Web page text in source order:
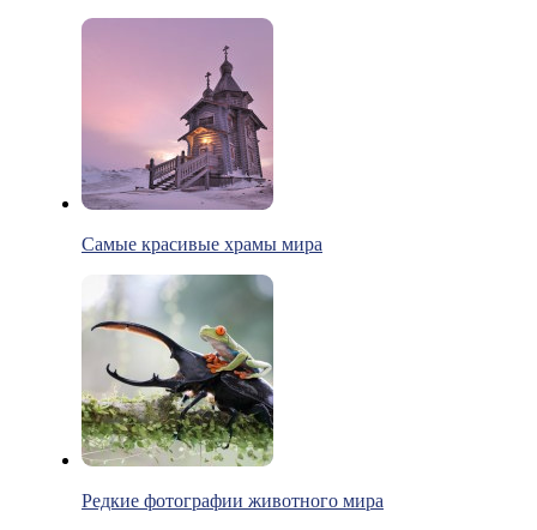
Самые красивые храмы мира
Редкие фотографии животного мира